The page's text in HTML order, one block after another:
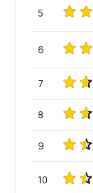
5
6
7
8
9
10